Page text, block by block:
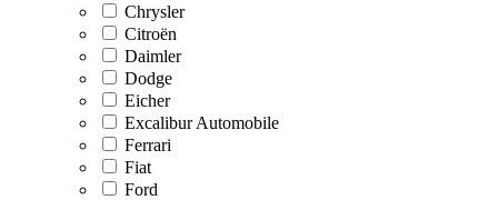
Chrysler
Citroën
Daimler
Dodge
Eicher
Excalibur Automobile
Ferrari
Fiat
Ford